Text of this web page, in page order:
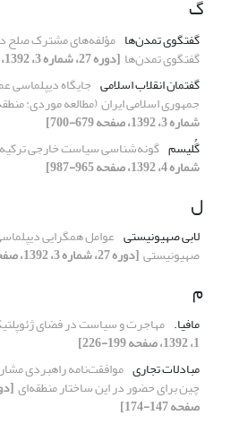
گ
گفتگوی تمدن‌ها مؤلفه‌های مشترک صلح
گفتگوی تمدن‌ها ‏ [دوره 27، شماره 3، 1392، صفحه 637-658]
گفتمان انقلاب اسلامی جایگاه
‏جمهوری اسلامی ایران ‏ ‏(مطالعه موردی:
شماره 3، 1392، صفحه 679-700]
گُلیسم گونه‌شناسی سیاست خارجی ترکیه
شماره 4، 1392، صفحه 965-987]
ل
لابی صهیونیستی عوامل همگرایی
صهیونیستی ‏[دوره 27، شماره 3، 1392، صفحه 795-816]
م
مافیا.‏ مهاجرت و سیاست در فضای
1، 1392، صفحه 199-226]
مبادلات تجاری موافقت‌نامه راهبردی
‏چین برای حضور در این ساختار منطقه‌ای ‏
صفحه 147-174]